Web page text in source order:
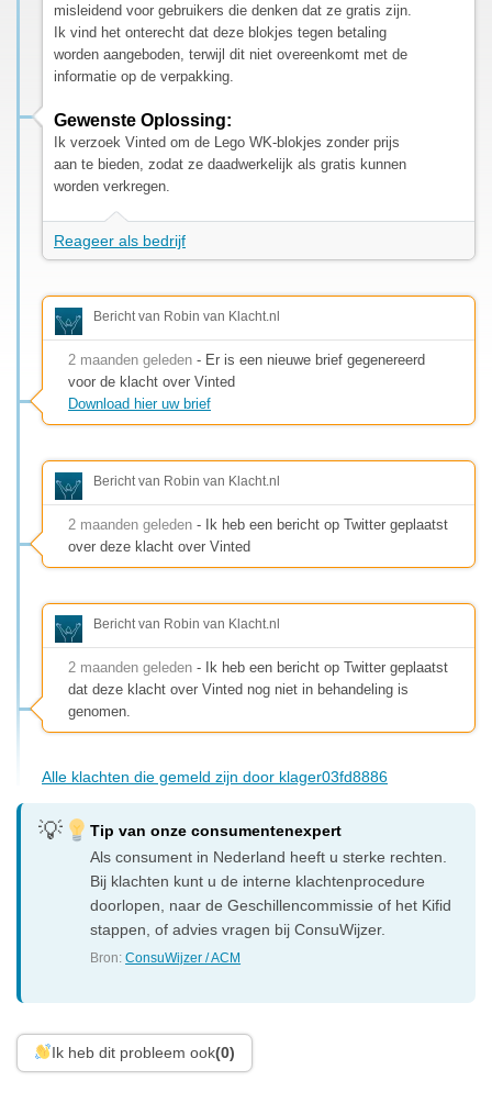
misleidend voor gebruikers die denken dat ze gratis zijn.
Ik vind het onterecht dat deze blokjes tegen betaling
worden aangeboden, terwijl dit niet overeenkomt met de
informatie op de verpakking.
Gewenste Oplossing:
Ik verzoek Vinted om de Lego WK-blokjes zonder prijs
aan te bieden, zodat ze daadwerkelijk als gratis kunnen
worden verkregen.
Reageer als bedrijf
Bericht van Robin van Klacht.nl
2 maanden geleden - Er is een nieuwe brief gegenereerd
voor de klacht over Vinted
Download hier uw brief
Bericht van Robin van Klacht.nl
2 maanden geleden - Ik heb een bericht op Twitter geplaatst
over deze klacht over Vinted
Bericht van Robin van Klacht.nl
2 maanden geleden - Ik heb een bericht op Twitter geplaatst
dat deze klacht over Vinted nog niet in behandeling is
genomen.
Alle klachten die gemeld zijn door klager03fd8886
Tip van onze consumentenexpert
Als consument in Nederland heeft u sterke rechten.
Bij klachten kunt u de interne klachtenprocedure
doorlopen, naar de Geschillencommissie of het Kifid
stappen, of advies vragen bij ConsuWijzer.
Bron:ConsuWijzer / ACM
Ik heb dit probleem ook(0)